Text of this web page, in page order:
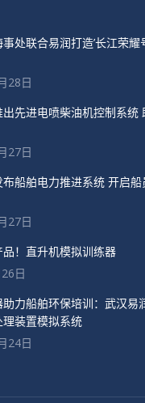
处联合易润打造’长江荣耀
28日
先进电喷柴油机控制系统
27日
船舶电力推进系统 开启
27日
品！直升机模拟训练器
日
力船舶环保培训：武汉易
装置模拟系统
24日